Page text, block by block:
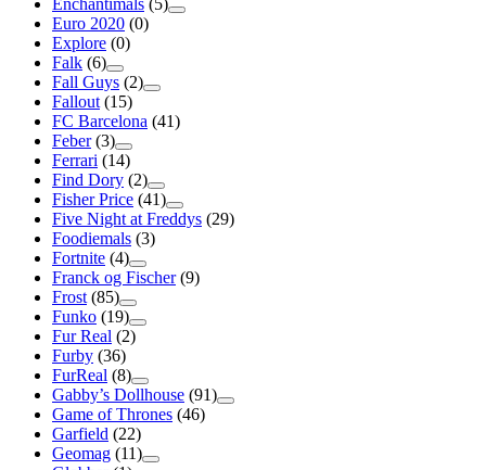
Euro 2020 (0)
Explore (0)
Falk (6)
Fall Guys (2)
Fallout (15)
FC Barcelona (41)
Feber (3)
Ferrari (14)
Find Dory (2)
Fisher Price (41)
Five Night at Freddys (29)
Foodiemals (3)
Fortnite (4)
Franck og Fischer (9)
Frost (85)
Funko (19)
Fur Real (2)
Furby (36)
FurReal (8)
Gabby’s Dollhouse (91)
Game of Thrones (46)
Garfield (22)
Geomag (11)